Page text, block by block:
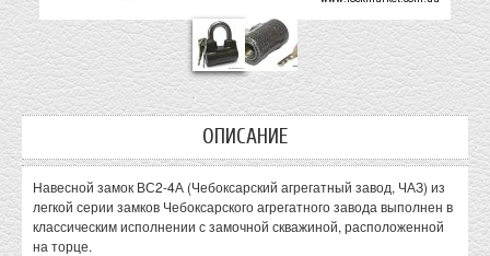
ОПИСАНИЕ
Навесной замок ВС2-4А (Чебоксарский агрегатный завод, ЧАЗ) из
легкой серии замков Чебоксарского агрегатного завода выполнен в
классическим исполнении с замочной скважиной, расположенной
на торце.